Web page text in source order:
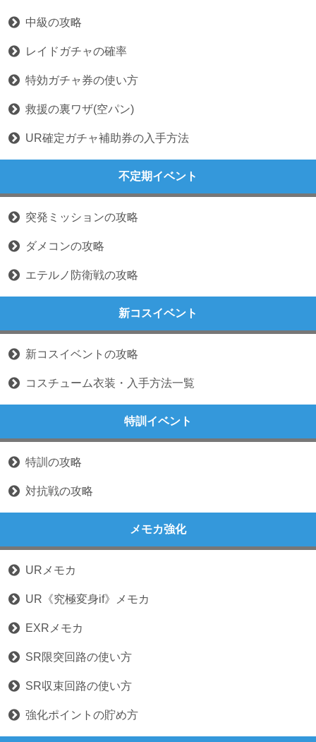
中級の攻略
レイドガチャの確率
特効ガチャ券の使い方
救援の裏ワザ(空パン)
UR確定ガチャ補助券の入手方法
不定期イベント
突発ミッションの攻略
ダメコンの攻略
エテルノ防衛戦の攻略
新コスイベント
新コスイベントの攻略
コスチューム衣装・入手方法一覧
特訓イベント
特訓の攻略
対抗戦の攻略
メモカ強化
URメモカ
UR《究極変身if》メモカ
EXRメモカ
SR限突回路の使い方
SR収束回路の使い方
強化ポイントの貯め方